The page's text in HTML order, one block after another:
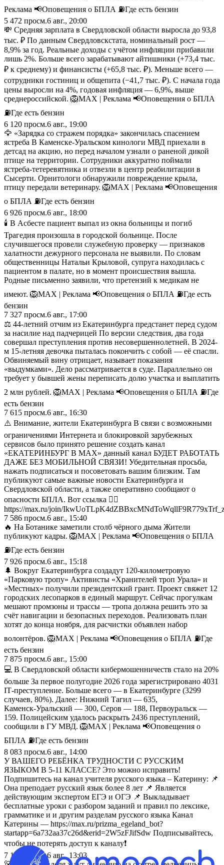
Реклама 📢Оповещения о БПЛА ⛽️Где есть бензин
5 472 просм.6 авг., 20:00
💸 Средняя зарплата в Свердловской области выросла до 93,8
тыс. ₽ По данным Свердловскстата, номинальный рост —
8,9% за год. Реальные доходы с учётом инфляции прибавили
лишь 2%. Больше всего зарабатывают айтишники (+73,4 тыс.
₽ к среднему) и финансисты (+65,8 тыс. ₽). Меньше всего —
сотрудники гостиниц и общепита (−41,7 тыс. ₽). С начала года
цены выросли на 4%, годовая инфляция — 6,9%, выше
среднероссийской. 🦁MAX | Реклама 📢Оповещения о БПЛА
⛽️Где есть бензин
6 120 просм.6 авг., 19:00
🦅 «Зарядка со стражем порядка» закончилась спасением
ястреба В Каменске‑Уральском кинологи МВД приехали в
детсад на акцию, но перед началом узнали о раненой дикой
птице на территории. Сотрудники аккуратно поймали
ястреба‑тетеревятника и отвезли в центр реабилитации в
Сысерти. Орнитологи обнаружили повреждение крыла,
птицу передали ветеринару. 🦁MAX | Реклама 📢Оповещения
о БПЛА ⛽️Где есть бензин
6 926 просм.6 авг., 18:00
🕯 В Асбесте пациент выпал из окна больницы и погиб
Трагедия произошла в городской больнице. После
случившегося провели служебную проверку — признаков
халатности дежурного персонала не выявили. По словам
общественницы Натальи Крыловой, супруга находилась с
пациентом в палате, но в момент происшествия вышла.
Родные письменно заявили, что претензий к медикам не
имеют. 🦁MAX | Реклама 📢Оповещения о БПЛА ⛽️Где есть
бензин
7 327 просм.6 авг., 17:00
⚖️ 44-летний отчим из Екатеринбурга предстанет перед судом
за насилие над падчерицей По версии следствия, два года
совершал преступления против несовершеннолетней. В 2024-
м 15-летняя девочка пыталась покончить с собой — её спасли.
Обвиняемый вину отрицает, называет показания
«выдумками». Дело рассматривается в суде. Параллельно он
требует у бывшей жены переписать долю участка и выплатить
2 млн рублей. 🦁MAX | Реклама 📢Оповещения о БПЛА ⛽️Где
есть бензин
7 615 просм.6 авг., 16:30
⚠️ Внимание, жители Екатеринбурга В связи с возможными
ограничениями Интернета и блокировкой зарубежных
сервисов было принято решение создать канал
«ЕКАТЕРИНБУРГ В MAX» данный канал БУДЕТ РАБОТАТЬ
ДАЖЕ БЕЗ МОБИЛЬНОЙ СВЯЗИ! Убедительная просьба,
нажать подписаться и посоветовать вашим близким. Там
публикуют самые важные новости Екатеринбурга и
Свердловской области, а также оперативно сообщают о
опасности БПЛА. Вот ссылка 👉🏻
https://max.ru/join/
7 586 просм.6 авг., 15:40
🔥 На Ботанике заметили столб чёрного дыма Жители
публикуют кадры. 🦁MAX | Реклама 📢Оповещения о БПЛА
⛽️Где есть бензин
7 926 просм.6 авг., 15:18
🌲 Вокруг Екатеринбурга создадут 120‑километровую
«Парковую тропу» Активисты «Хранителей троп Урала» и
«Местных» получили президентский грант. Проект свяжет 12
городских лесопарков в единый маршрут. Сейчас прогулкам
мешают промзоны и трассы — тропа должна решить это за
счёт навигации и безопасных переходов. Реализовать план
хотят до конца ноября, для расчистки объявлен набор
волонтёров. 🦁MAX | Реклама 📢Оповещения о БПЛА ⛽️Где
есть бензин
7 875 просм.6 авг., 15:00
💻 В Свердловской области кибермошенничеств стало на 20%
больше За первое полугодие 2026 года зарегистрировано 4031
IT‑преступление. Больше всего — в Екатеринбурге (3299
случаев, 80%). Далее: Нижний Тагил — 635,
Каменск‑Уральский — 300, Серов — 188, Первоуральск —
159. Полицейским удалось раскрыть 2436 преступлений,
сообщили в ГУ МВД. 🦁MAX | Реклама 📢Оповещения о
БПЛА ⛽️Где есть бензин
8 083 просм.6 авг., 14:00
У ВАШЕГО РЕБЁНКА ТРУДНОСТИ С РУССКИМ
ЯЗЫКОМ В 5-11 КЛАССЕ? Это можно исправить!
Подпишитесь на канал учителя русского языка – Катерину: 📌
Она преподает русский язык более 8 лет 📌 Является
действующим экспертом ЕГЭ и ОГЭ 📌 Выкладывает
бесплатные уроки с разбором заданий и правил по лексике,
грамматике и и другим разделам русского языка Канал
Катерины — https://max.ru/prizma_egeland_bot?
startapp=6a732aa37c26d&erid=2W5zFJifSdw Подписывайтесь,
чтобы не потерять доступ к каналу❗️
7 198
просм.6 авг., 13:03